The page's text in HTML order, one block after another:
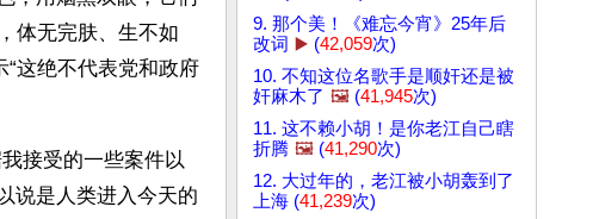
体无完肤、生不如
“这绝不代表党和政府
接受的一些案件以
说是人类进入今天的
9. 那个美！《难忘今宵》25年后
改词 ▶️ (42,059次)
10. 不知这位名歌手是顺奸还是被
奸麻木了 🖼️ (41,945次)
11. 这不赖小胡！是你老江自己瞎
折腾 🖼️ (41,290次)
12. 大过年的，老江被小胡轰到了
上海 (41,239次)